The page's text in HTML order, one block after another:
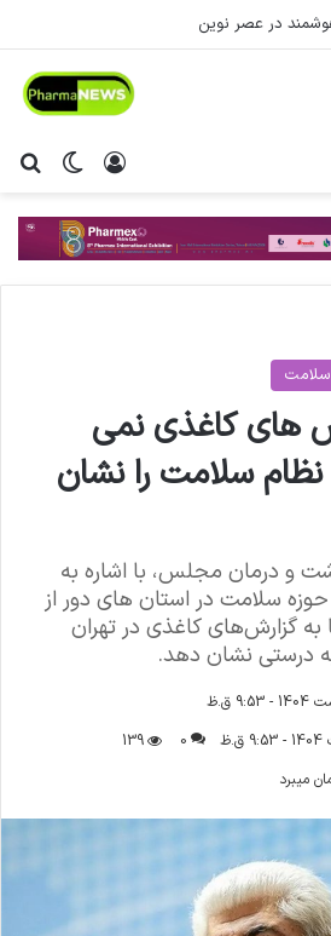
در عصر نوین
تغییر ورود
های کاغذی نمی
سلامت را نشان
و درمان مجلس، با اشاره به
سلامت در استان های دور از
گزارش‌های کاغذی در تهران
درستی نشان دهد.
0
139